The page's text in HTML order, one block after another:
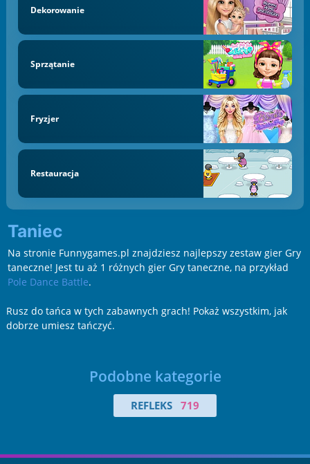
Dekorowanie
Sprzątanie
Fryzjer
Restauracja
Taniec
Na stronie Funnygames.pl znajdziesz najlepszy zestaw gier Gry
taneczne! Jest tu aż 1 różnych gier Gry taneczne, na przykład
Pole Dance Battle.
Rusz do tańca w tych zabawnych grach! Pokaż wszystkim, jak
dobrze umiesz tańczyć.
Podobne kategorie
REFLEKS 719